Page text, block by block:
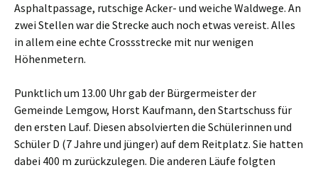
Asphaltpassage, rutschige Acker- und weiche Waldwege. An
zwei Stellen war die Strecke auch noch etwas vereist. Alles
in allem eine echte Crossstrecke mit nur wenigen
Höhenmetern.
Punktlich um 13.00 Uhr gab der Bürgermeister der
Gemeinde Lemgow, Horst Kaufmann, den Startschuss für
den ersten Lauf. Diesen absolvierten die Schülerinnen und
Schüler D (7 Jahre und jünger) auf dem Reitplatz. Sie hatten
dabei 400 m zurückzulegen. Die anderen Läufe folgten